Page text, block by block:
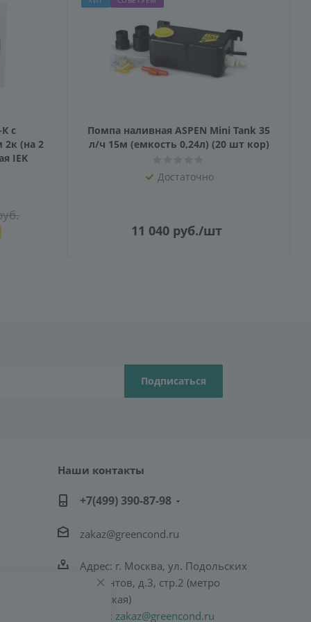
с
(на 2
IEK
Помпа наливная ASPEN Mini Tank 35
л/ч 15м (емкость 0,24л) (20 шт кор)
Достаточно
11 040руб./шт
Наши контакты
+7(499) 390-87-98
zakaz@greencond.ru
Адрес: г. Москва, ул. Подольских
Курсантов, д.3, стр.2 (метро
Пражская)
E-mail: zakaz@greencond.ru